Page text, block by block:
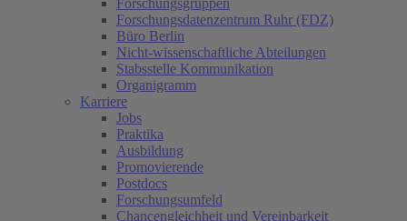
Forschungsgruppen
Forschungsdatenzentrum Ruhr (FDZ)
Büro Berlin
Nicht-wissenschaftliche Abteilungen
Stabsstelle Kommunikation
Organigramm
Karriere
Jobs
Praktika
Ausbildung
Promovierende
Postdocs
Forschungsumfeld
Chancengleichheit und Vereinbarkeit